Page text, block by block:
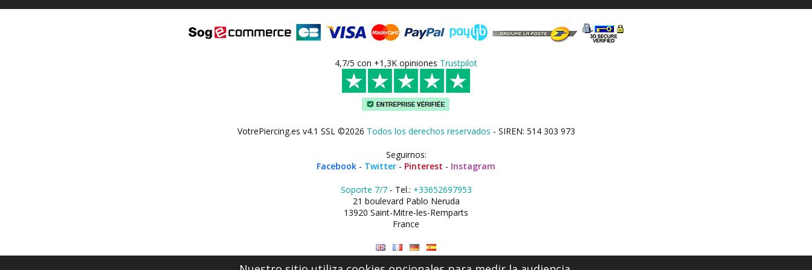
4,7/5 con +1,3K opiniones Trustpilot
VotrePiercing.es v4.1 SSL ©2026 Todos los derechos reservados - SIREN: 514 303 973
Seguirnos:
Facebook - Twitter - Pinterest - Instagram
Soporte 7/7- Tel.: +33652697953
21 boulevard Pablo Neruda
13920 Saint-Mitre-les-Remparts
France